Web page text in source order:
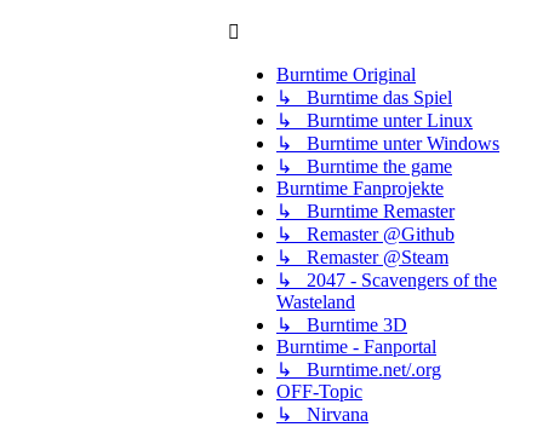
Burntime Original
↳ Burntime das Spiel
↳ Burntime unter Linux
↳ Burntime unter Windows
↳ Burntime the game
Burntime Fanprojekte
↳ Burntime Remaster
↳ Remaster @Github
↳ Remaster @Steam
↳ 2047 - Scavengers of the
Wasteland
↳ Burntime 3D
Burntime - Fanportal
↳ Burntime.net/.org
OFF-Topic
↳ Nirvana